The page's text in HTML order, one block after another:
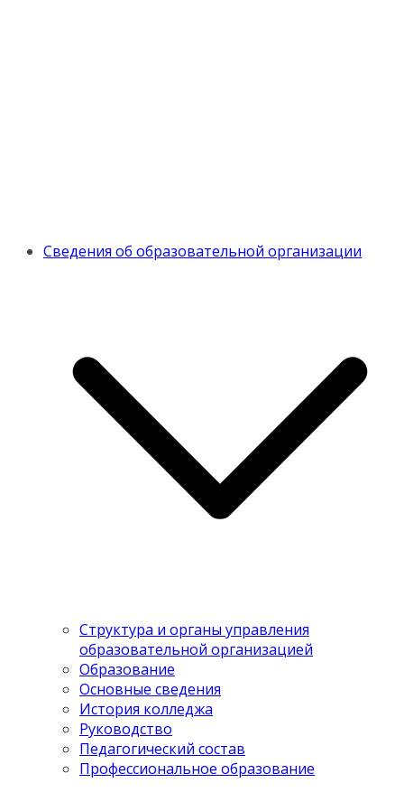
Сведения об образовательной организации
Структура и органы управления
образовательной организацией
Образование
Основные сведения
История колледжа
Руководство
Педагогический состав
Профессиональное образование